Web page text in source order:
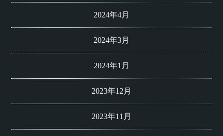
2024年4月
2024年3月
2024年1月
2023年12月
2023年11月